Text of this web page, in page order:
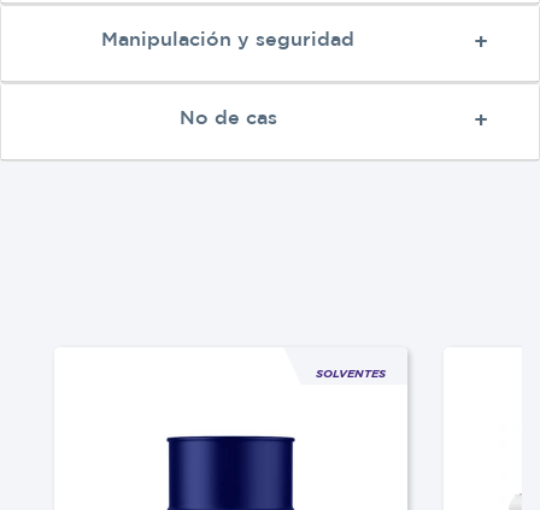
Manipulación y seguridad
No de cas
SOLVENTES